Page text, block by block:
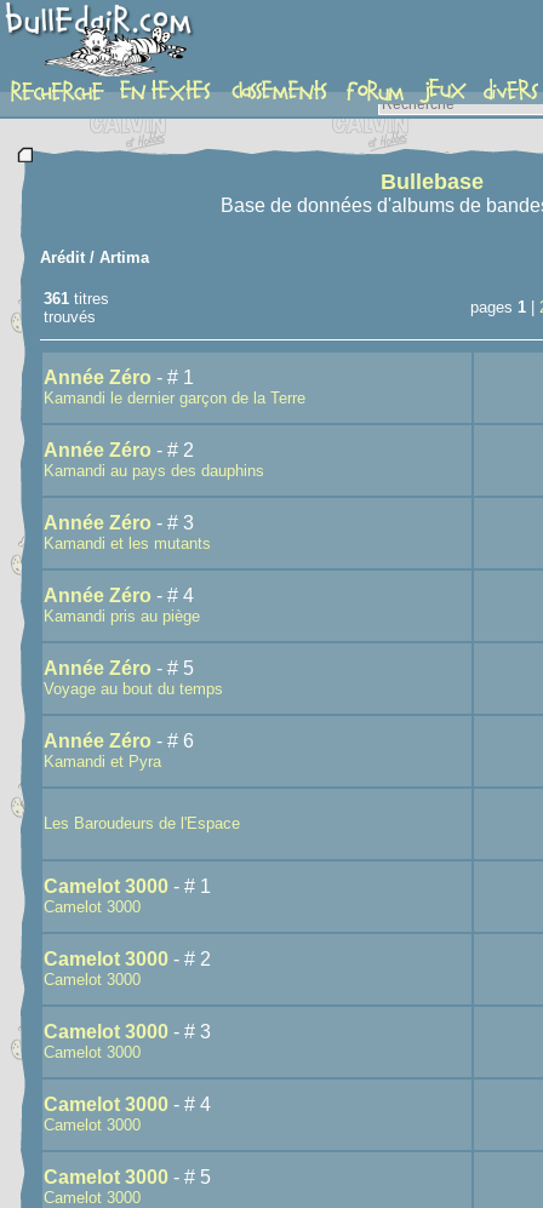
recherche
Bullebase
Base de données d'albums de
Arédit / Artima
361 titres
trouvés
pages 1
Année Zéro - # 1
Kamandi le dernier garçon de la Terre
Année Zéro - # 2
Kamandi au pays des dauphins
Année Zéro - # 3
Kamandi et les mutants
Année Zéro - # 4
Kamandi pris au piège
Année Zéro - # 5
Voyage au bout du temps
Année Zéro - # 6
Kamandi et Pyra
Les Baroudeurs de l'Espace
Camelot 3000 - # 1
Camelot 3000
Camelot 3000 - # 2
Camelot 3000
Camelot 3000 - # 3
Camelot 3000
Camelot 3000 - # 4
Camelot 3000
Camelot 3000 - # 5
Camelot 3000